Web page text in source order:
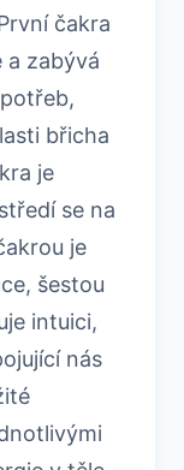
čakra
a zabývá
břicha
je
se na
je
šestou
intuici,
nás